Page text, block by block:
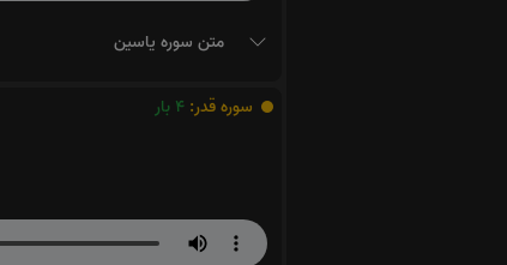
متن سوره یاسین
سوره قدر: 4 بار